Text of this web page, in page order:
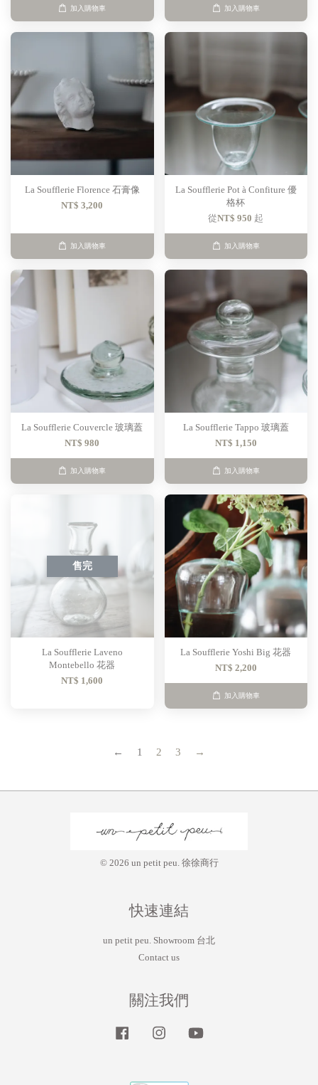
加入購物車 加入購物車
La Soufflerie Florence 石膏像
NT$ 3,200
加入購物車
La Soufflerie Pot à Confiture 優
格杯
從NT$ 950 起
加入購物車
La Soufflerie Couvercle 玻璃蓋
NT$ 980
加入購物車
La Soufflerie Tappo 玻璃蓋
NT$ 1,150
加入購物車
售完
La Soufflerie Laveno
Montebello 花器
NT$ 1,600
La Soufflerie Yoshi Big 花器
NT$ 2,200
加入購物車
← 1 2 3 →
© 2026 un petit peu. 徐徐商行
快速連結
un petit peu. Showroom 台北
Contact us
關注我們
Facebook Instagram